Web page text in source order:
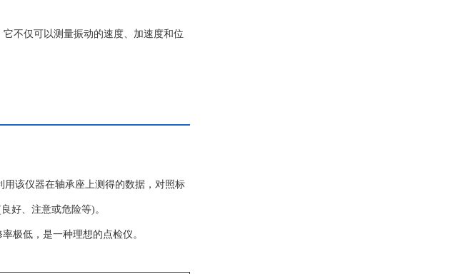
不仅可以测量振动的速度、加速度和位
该仪器在轴承座上测得的数据，对照标
好、注意或危险等)。
极低，是一种理想的点检仪。